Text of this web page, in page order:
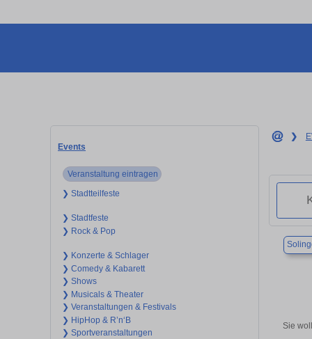
Events
Veranstaltung eintragen
❯ Stadtteilfeste
❯ Stadtfeste
❯ Rock & Pop
❯ Konzerte & Schlager
❯ Comedy & Kabarett
❯ Shows
❯ Musicals & Theater
❯ Veranstaltungen & Festivals
❯ HipHop & R’n‘B
❯ Sportveranstaltungen
❯
Sie